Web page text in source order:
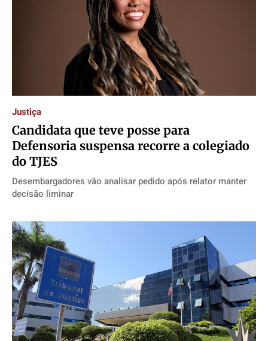
Justiça
Candidata que teve posse para
Defensoria suspensa recorre a colegiado
do TJES
Desembargadores vão analisar pedido após relator manter
decisão liminar